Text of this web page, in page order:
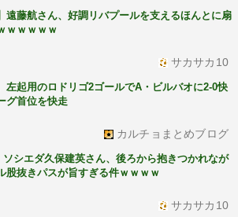
遠藤航さん、好調リバプールを支えるほんとに扇
ｗｗｗｗｗ
サカサカ10
左起用のロドリゴ2ゴールでA・ビルバオに2-0快
グ首位を快走
カルチョまとめブログ
ソシエダ久保建英さん、後ろから抱きつかれなが
股抜きパスが旨すぎる件ｗｗｗｗ
サカサカ10